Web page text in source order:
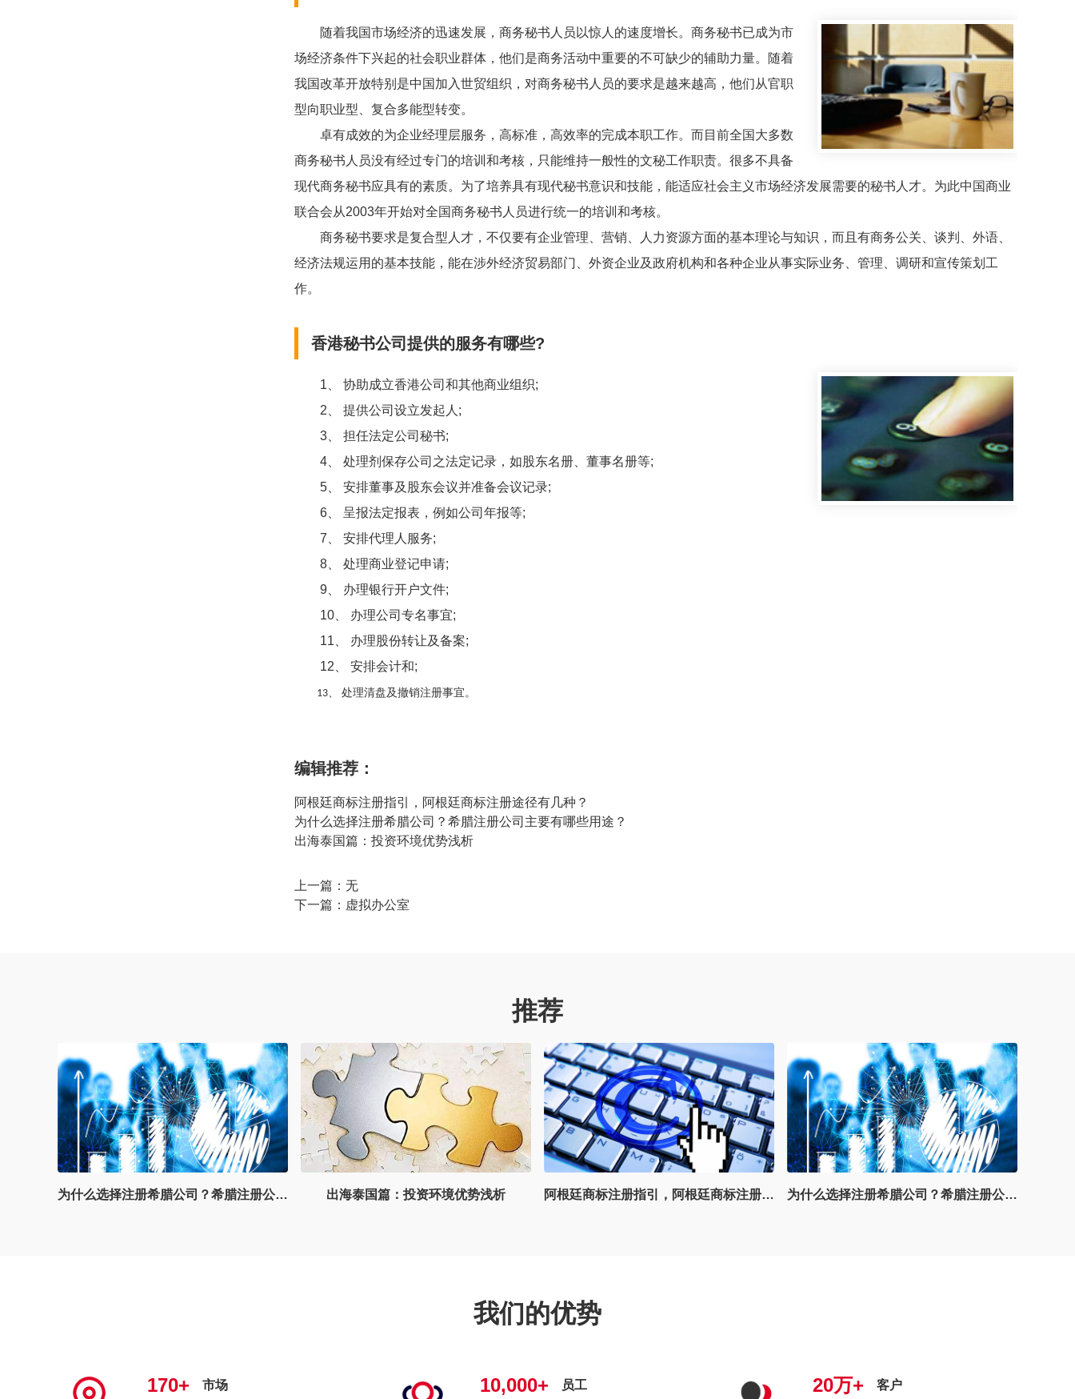
随着我国市场经济的迅速发展，商务秘书人员以惊人的速度增长。商务秘书已成为市
场经济条件下兴起的社会职业群体，他们是商务活动中重要的不可缺少的辅助力量。随着
我国改革开放特别是中国加入世贸组织，对商务秘书人员的要求是越来越高，他们从官职
型向职业型、复合多能型转变。
卓有成效的为企业经理层服务，高标准，高效率的完成本职工作。而目前全国大多数
商务秘书人员没有经过专门的培训和考核，只能维持一般性的文秘工作职责。很多不具备
现代商务秘书应具有的素质。为了培养具有现代秘书意识和技能，能适应社会主义市场经济发展需要的秘书人才。为此中国商业
联合会从2003年开始对全国商务秘书人员进行统一的培训和考核。
商务秘书要求是复合型人才，不仅要有企业管理、营销、人力资源方面的基本理论与知识，而且有商务公关、谈判、外语、
经济法规运用的基本技能，能在涉外经济贸易部门、外资企业及政府机构和各种企业从事实际业务、管理、调研和宣传策划工
作。
香港秘书公司提供的服务有哪些?
1 协助成立香港公司和其他商业组织;
2
提供公司设立发起人 ;
3、 担任法定公司秘书;
4、 处理剂保存公司之法定记录，如股东名册、董事名册等;
5、 安排董事及股东会议并准备会议记录;
6、 呈报法定报表，例如公司年报等;
7
安排代理人服务;
8、 处理商业登记申请;
9、 办理银行开户文件;
10、 办理公司专名事宜;
11
办理股份转让及备案;
12
安排会计和;
13、 处理清盘及撤销注册事宜。
编辑推荐：
阿根廷商标注册指引，阿根廷商标注册途径有几种？
为什么选择注册希腊公司？希腊注册公司主要有哪些用途？
出海泰国篇：投资环境优势浅析
上一篇：无
下一篇： 虚拟办公室
推荐
出海泰国篇：投资环境优势浅析 为什么选择注册希腊公司？希腊注册公司主要有哪些用途？ 出海泰国篇：投资环境优势浅析
我们的优势
170+ 市场 10,000+ 员工 20万+ 客户